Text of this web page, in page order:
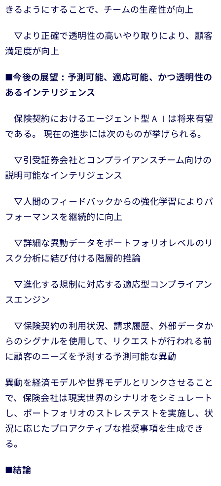
きるようにすることで、チームの生産性が向上
▽より正確で透明性の高いやり取りにより、顧客
満足度が向上
■今後の展望：予測可能、適応可能、かつ透明性の
あるインテリジェンス
保険契約におけるエージェント型ＡＩは将来有望
である。 現在の進歩には次のものが挙げられる。
▽引受証券会社とコンプライアンスチーム向けの
説明可能なインテリジェンス
▽人間のフィードバックからの強化学習によりパ
フォーマンスを継続的に向上
▽詳細な異動データをポートフォリオレベルのリ
スク分析に結び付ける階層的推論
▽進化する規制に対応する適応型コンプライアン
スエンジン
▽保険契約の利用状況、請求履歴、外部データか
らのシグナルを使用して、リクエストが行われる前
に顧客のニーズを予測する予測可能な異動
異動を経済モデルや世界モデルとリンクさせること
で、保険会社は現実世界のシナリオをシミュレート
し、ポートフォリオのストレステストを実施し、状
況に応じたプロアクティブな推奨事項を生成でき
る。
■結論